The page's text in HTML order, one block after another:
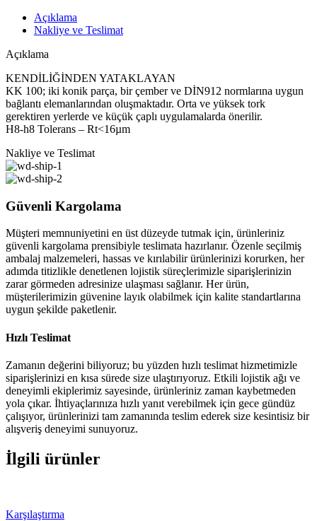
Açıklama
Nakliye ve Teslimat
Açıklama
KENDİLİĞİNDEN YATAKLAYAN
KK 100; iki konik parça, bir çember ve DİN912 normlarına uygun
bağlantı elemanlarından oluşmaktadır. Orta ve yüksek tork
gerektiren yerlerde ve küçük çaplı uygulamalarda önerilir.
H8-h8 Tolerans – Rt<16µm
Nakliye ve Teslimat
Güvenli Kargolama
Müşteri memnuniyetini en üst düzeyde tutmak için, ürünleriniz
güvenli kargolama prensibiyle teslimata hazırlanır. Özenle seçilmiş
ambalaj malzemeleri, hassas ve kırılabilir ürünlerinizi korurken, her
adımda titizlikle denetlenen lojistik süreçlerimizle siparişlerinizin
zarar görmeden adresinize ulaşması sağlanır. Her ürün,
müşterilerimizin güvenine layık olabilmek için kalite standartlarına
uygun şekilde paketlenir.
Hızlı Teslimat
Zamanın değerini biliyoruz; bu yüzden hızlı teslimat hizmetimizle
siparişlerinizi en kısa sürede size ulaştırıyoruz. Etkili lojistik ağı ve
deneyimli ekiplerimiz sayesinde, ürünleriniz zaman kaybetmeden
yola çıkar. İhtiyaçlarınıza hızlı yanıt verebilmek için gece gündüz
çalışıyor, ürünlerinizi tam zamanında teslim ederek size kesintisiz bir
alışveriş deneyimi sunuyoruz.
İlgili ürünler
Karşılaştırma